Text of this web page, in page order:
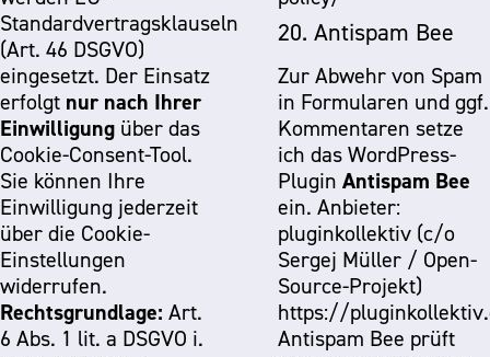
Standardvertragsklauseln
(Art. 46 DSGVO)
eingesetzt. Der Einsatz
erfolgt nur nach Ihrer
Einwilligung über das
Cookie-Consent-Tool.
Sie können Ihre
Einwilligung jederzeit
über die Cookie-
Einstellungen
widerrufen.
Rechtsgrundlage: Art.
6 Abs. 1 lit. a DSGVO i.
20. Antispam Bee
Zur Abwehr von Spam
in Formularen und ggf.
Kommentaren setze
ich das WordPress-
Plugin Antispam Bee
ein. Anbieter:
pluginkollektiv (c/o
Sergej Müller / Open-
Source-Projekt)
https://
Antispam Bee prüft